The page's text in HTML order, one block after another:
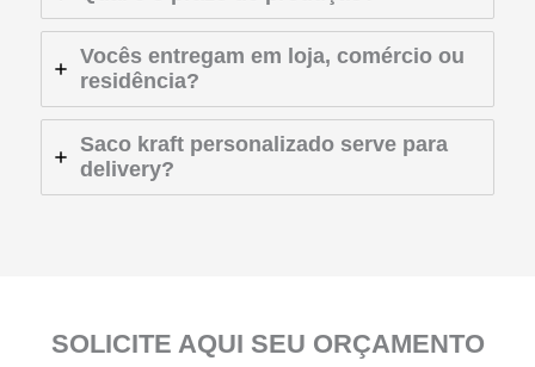
Vocês entregam em loja, comércio ou
residência?
Saco kraft personalizado serve para
delivery?
SOLICITE AQUI SEU ORÇAMENTO